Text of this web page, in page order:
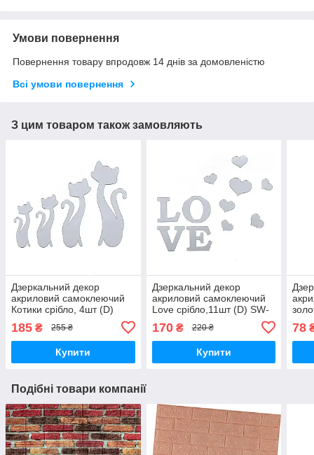
Умови повернення
Повернення товару впродовж 14 днів за домовленістю
Всі умови повернення
З цим товаром також замовляють
Дзеркальний декор
акриловий самоклеючий
Котики срібло, 4шт (D)
185 ₴ 255 ₴
Купити
Дзеркальний декор
акриловий самоклеючий
Love срібло,11шт (D) SW-
170₴ 220 ₴
Купити
78
Подібні товари компанії